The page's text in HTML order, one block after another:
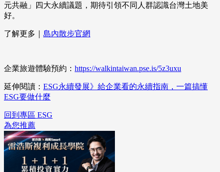
元共融」四大永續議題，期待引領不同人群認識台灣土地美
好。
了解更多｜ 島內散步官網
企業旅遊體驗預約： https://walkintaiwan.pse.is/5z3uxu
延伸閱讀： ESG永續發展》給企業看的永續指南，一篇搞懂
ESG要做什麼
回到專區 ESG
為您推薦